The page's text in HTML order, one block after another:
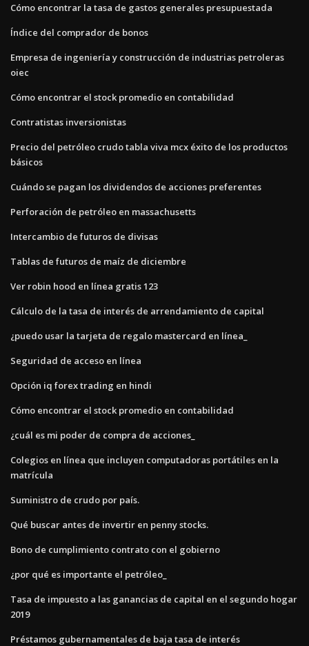
Cómo encontrar la tasa de gastos generales presupuestada
Índice del comprador de bonos
Empresa de ingeniería y construcción de industrias petroleras
oiec
Cómo encontrar el stock promedio en contabilidad
Contratistas inversionistas
Precio del petróleo crudo tabla viva mcx éxito de los productos
básicos
Cuándo se pagan los dividendos de acciones preferentes
Perforación de petróleo en massachusetts
Intercambio de futuros de divisas
Tablas de futuros de maíz de diciembre
Ver robin hood en línea gratis 123
Cálculo de la tasa de interés de arrendamiento de capital
¿puedo usar la tarjeta de regalo mastercard en línea_
Seguridad de acceso en línea
Opción iq forex trading en hindi
Cómo encontrar el stock promedio en contabilidad
¿cuál es mi poder de compra de acciones_
Colegios en línea que incluyen computadoras portátiles en la
matrícula
Suministro de crudo por país.
Qué buscar antes de invertir en penny stocks.
Bono de cumplimiento contrato con el gobierno
¿por qué es importante el petróleo_
Tasa de impuesto a las ganancias de capital en el segundo hogar
2019
Préstamos gubernamentales de baja tasa de interés